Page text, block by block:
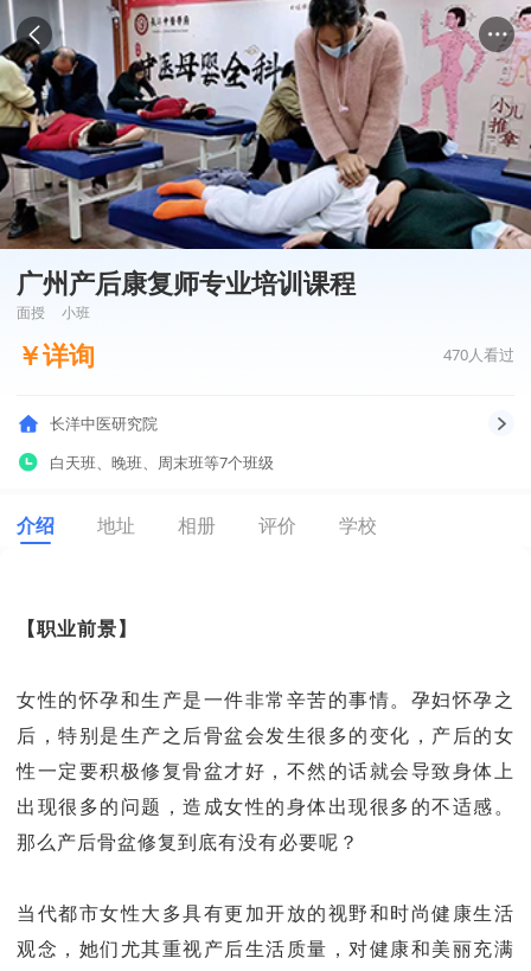
广州产后康复师专业培训课程
面授 小班
￥详询 470人看过
长洋中医研究院
白天班
晚班 周末班等7个班级
介绍 地址 相册 评价 学校
【职业前景】
女性的怀孕和生产是一件非常辛苦的事情。孕妇怀孕之
后，特别是生产之后骨盆会发生很多的变化，产后的女
性一定要积极修复骨盆才好，不然的话就会导致身体上
出现很多的问题，造成女性的身体出现很多的不适感。
那么产后骨盆修复到底有没有必要呢？
当代都市女性大多具有更加开放的视野和时尚健康生活
观念，她们尤其重视产后生活质量，对健康和美丽充满